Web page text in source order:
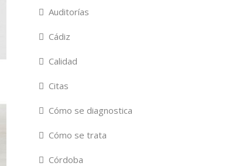
Auditorías
Cádiz
Calidad
Citas
Cómo se diagnostica
Cómo se trata
Córdoba